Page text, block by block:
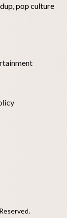
pop culture